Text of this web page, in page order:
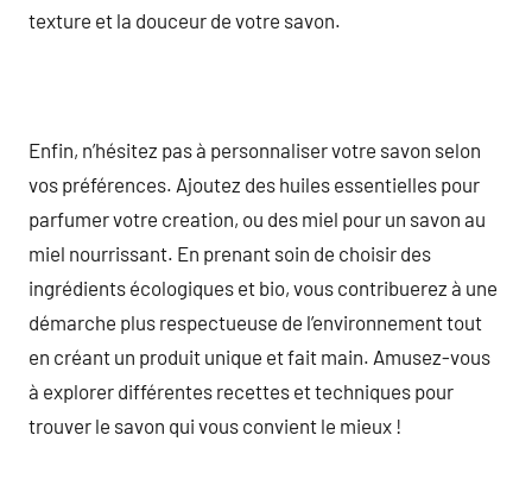
texture et la douceur de votre savon.
Enfin, n’hésitez pas à personnaliser votre savon selon
vos préférences. Ajoutez des huiles essentielles pour
parfumer votre creation, ou des miel pour un savon au
miel nourrissant. En prenant soin de choisir des
ingrédients écologiques et bio, vous contribuerez à une
démarche plus respectueuse de l’environnement tout
en créant un produit unique et fait main. Amusez-vous
à explorer différentes recettes et techniques pour
trouver le savon qui vous convient le mieux !